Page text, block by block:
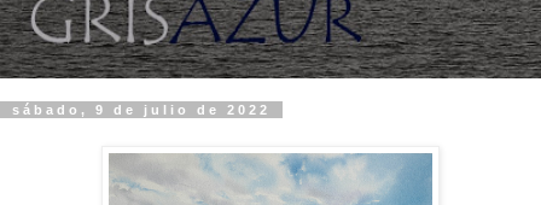
sábado, 9 de julio de 2022